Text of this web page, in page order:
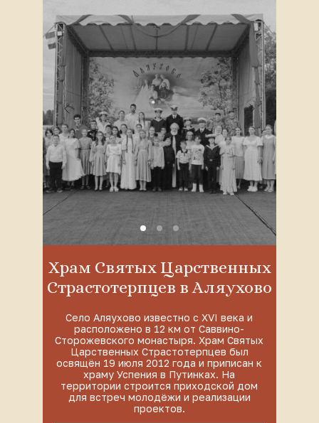
Храм Святых Царственных
Страстотерпцев в Аляухово
Село Аляухово известно с XVI века и
расположено в 12 км от Саввино-
Сторожевского монастыря. Храм Святых
Царственных Страстотерпцев был
освящён 19 июля 2012 года и приписан к
храму Успения в Путинках. На
территории строится приходской дом
для встреч молодёжи и реализации
проектов.